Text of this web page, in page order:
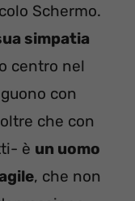
Schermo.
simpatia
centro nel
con
che con
è un uomo
, che non